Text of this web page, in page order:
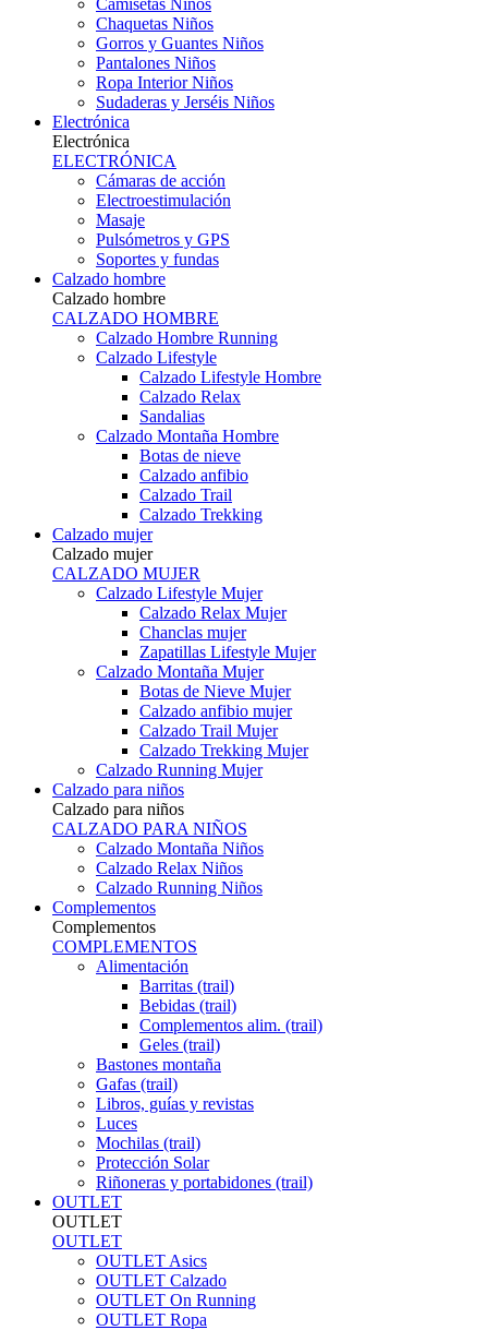
Camisetas Niños
Chaquetas Niños
Gorros y Guantes Niños
Pantalones Niños
Ropa Interior Niños
Sudaderas y Jerséis Niños
Electrónica
Electrónica
ELECTRÓNICA
Cámaras de acción
Electroestimulación
Masaje
Pulsómetros y GPS
Soportes y fundas
Calzado hombre
Calzado hombre
CALZADO HOMBRE
Calzado Hombre Running
Calzado Lifestyle
Calzado Lifestyle Hombre
Calzado Relax
Sandalias
Calzado Montaña Hombre
Botas de nieve
Calzado anfibio
Calzado Trail
Calzado Trekking
Calzado mujer
Calzado mujer
CALZADO MUJER
Calzado Lifestyle Mujer
Calzado Relax Mujer
Chanclas mujer
Zapatillas Lifestyle Mujer
Calzado Montaña Mujer
Botas de Nieve Mujer
Calzado anfibio mujer
Calzado Trail Mujer
Calzado Trekking Mujer
Calzado Running Mujer
Calzado para niños
Calzado para niños
CALZADO PARA NIÑOS
Calzado Montaña Niños
Calzado Relax Niños
Calzado Running Niños
Complementos
Complementos
COMPLEMENTOS
Alimentación
Barritas (trail)
Bebidas (trail)
Complementos alim. (trail)
Geles (trail)
Bastones montaña
Gafas (trail)
Libros, guías y revistas
Luces
Mochilas (trail)
Protección Solar
Riñoneras y portabidones (trail)
OUTLET
OUTLET
OUTLET
OUTLET Asics
OUTLET Calzado
OUTLET On Running
OUTLET Ropa